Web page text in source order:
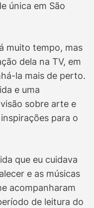
única em São
muito tempo, mas
dela na TV, em
la mais de perto.
e uma
sobre arte e
para o
que eu cuidava
e as músicas
acompanharam
de leitura do